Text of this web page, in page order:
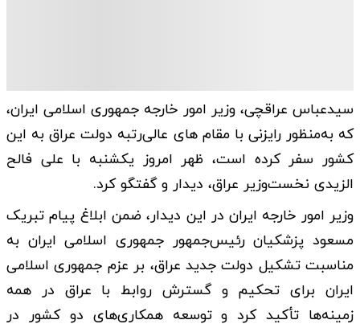
سیدعباس عراقچی، وزیر امور خارجه جمهوری اسلامی ایران،
که به‌منظور رایزنی با مقام های عالی‌رتبه دولت عراق به این
کشور سفر کرده است، ظهر امروز یکشنبه با علی فالح
الزیدی نخست‌وزیر عراق، دیدار و گفتگو کرد.
وزیر امور خارجه ایران در این دیدار، ضمن ابلاغ پیام تبریک
مسعود پزشکیان رئیس‌جمهور جمهوری اسلامی ایران به
مناسبت تشکیل دولت جدید عراق، بر عزم جمهوری اسلامی
ایران برای تحکیم و گسترش روابط با عراق در همه
زمینه‌ها تأکید کرد و توسعه همکاری‌های دو کشور در